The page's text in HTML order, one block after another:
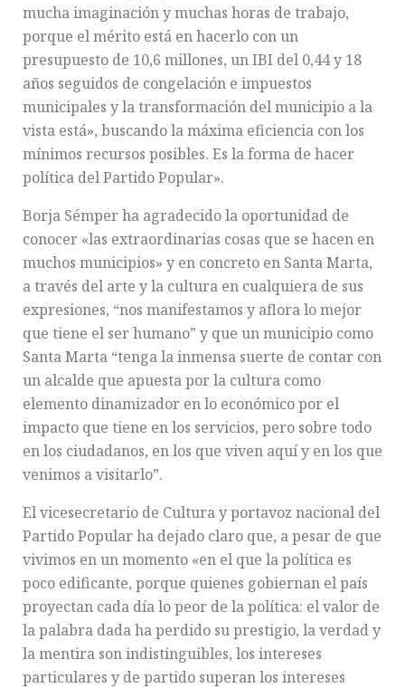
mucha imaginación y muchas horas de trabajo,
porque el mérito está en hacerlo con un
presupuesto de 10,6 millones, un IBI del 0,44 y 18
años seguidos de congelación e impuestos
municipales y la transformación del municipio a la
vista está», buscando la máxima eficiencia con los
mínimos recursos posibles. Es la forma de hacer
política del Partido Popular».
Borja Sémper ha agradecido la oportunidad de
conocer «las extraordinarias cosas que se hacen en
muchos municipios» y en concreto en Santa Marta,
a través del arte y la cultura en cualquiera de sus
expresiones, “nos manifestamos y aflora lo mejor
que tiene el ser humano” y que un municipio como
Santa Marta “tenga la inmensa suerte de contar con
un alcalde que apuesta por la cultura como
elemento dinamizador en lo económico por el
impacto que tiene en los servicios, pero sobre todo
en los ciudadanos, en los que viven aquí y en los que
venimos a visitarlo”.
El vicesecretario de Cultura y portavoz nacional del
Partido Popular ha dejado claro que, a pesar de que
vivimos en un momento «en el que la política es
poco edificante, porque quienes gobiernan el país
proyectan cada día lo peor de la política: el valor de
la palabra dada ha perdido su prestigio, la verdad y
la mentira son indistinguibles, los intereses
particulares y de partido superan los intereses